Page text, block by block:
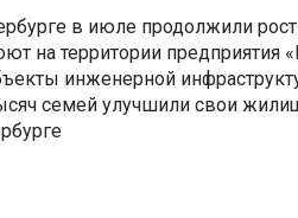
в июле продолжили рост
на территории предприятия
инженерной
семей улучшили свои